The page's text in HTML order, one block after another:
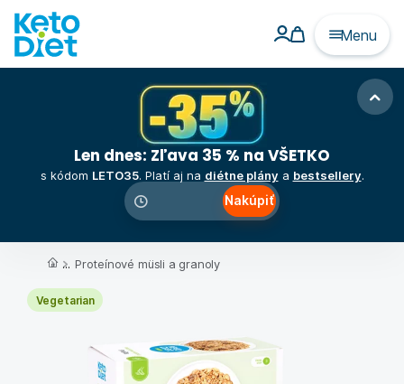
Menu
Len dnes: Zľava 35 % na VŠETKO
s kódom LETO35. Platí aj na diétne plány a bestsellery.
Nakúpiť
... Proteínové müsli a granoly
Vegetarian